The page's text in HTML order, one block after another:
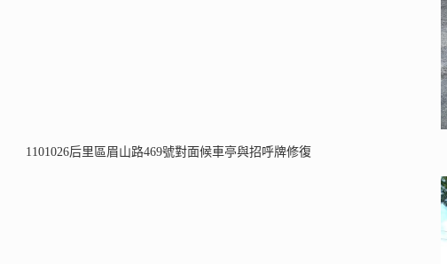
1101026后里區眉山路469號對面候車亭與招呼牌修復